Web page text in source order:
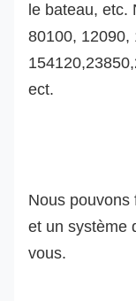
le bateau, etc.
80100, 12090,
ect.
Nous pouvons
et un système
vous.